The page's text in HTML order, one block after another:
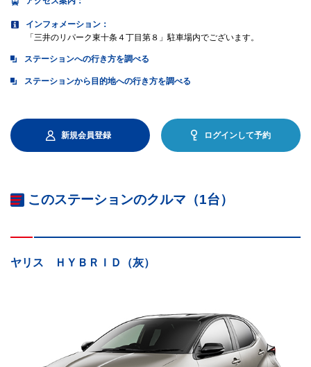
インフォメーション：
「三井のリパーク東十条４丁目第８」駐車場内でございます。
ステーションへの行き方を調べる
ステーションから目的地への行き方を調べる
新規会員登録 ログインして予約
このステーションのクルマ（1台）
ヤリス ＨＹＢＲＩＤ（灰）